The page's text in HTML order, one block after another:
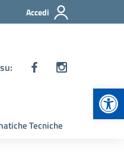
Accedi
Tecniche